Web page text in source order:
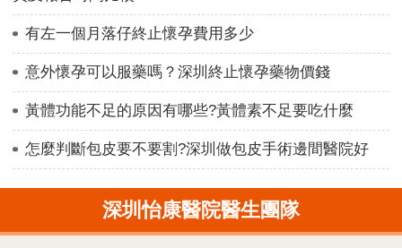
有左一個月落仔終止懷孕費用多少
意外懷孕可以服藥嗎？深圳終止懷孕藥物價錢
黃體功能不足的原因有哪些?黃體素不足要吃什麼
​怎麼判斷包皮要不要割?深圳做包皮手術邊間醫院好
深圳怡康醫院醫生團隊